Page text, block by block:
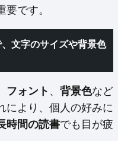
です。
、文字のサイズや背景色
フォント 、 背景色など
により、個人の好みに
時間の読書でも目が疲